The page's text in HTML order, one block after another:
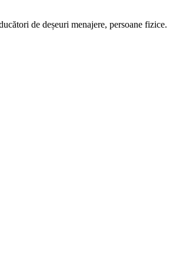
de deșeuri menajere, persoane fizice.